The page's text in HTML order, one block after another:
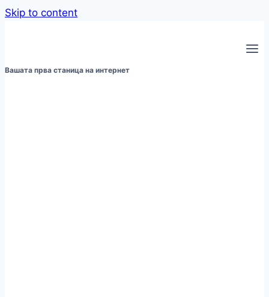
Skip to content
Вашата прва станица на интернет